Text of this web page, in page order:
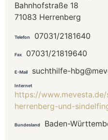
Bahnhofstraße 18
71083 Herrenberg
Telefon 07031/2181640
Fax 07031/21819640
E-Mail suchthilfe-
Internet
https://
herrenberg-und-
Bundesland Baden-